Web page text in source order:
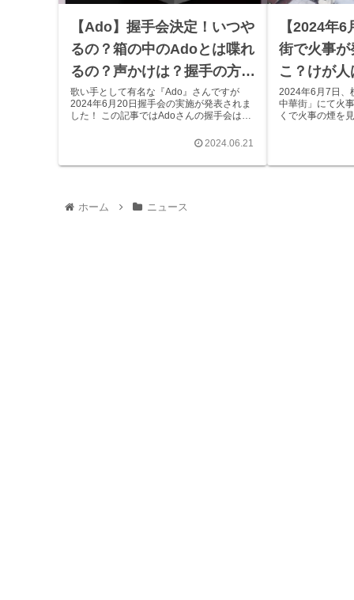
【Ado】握手会決定！いつや
るの？箱の中のAdoとは喋れ
るの？声かけは？握手の方法
や料金は？実施の経緯や申し
込み方法は！
歌い手として有名な『Ado』さんですが
2024年6月20日握手会の実施が発表されま
した！ この記事ではAdoさんの握手会はい
ることは出来るのかなどについてまとめ解
2024.06.21
【2024年
街で火事
こ？けが
は？
2024年6月7日、
中華街」にて火
くで火事の煙を
ホーム ニュース